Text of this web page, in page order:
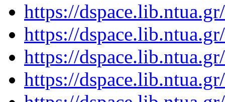
https://
https://
https://
https://